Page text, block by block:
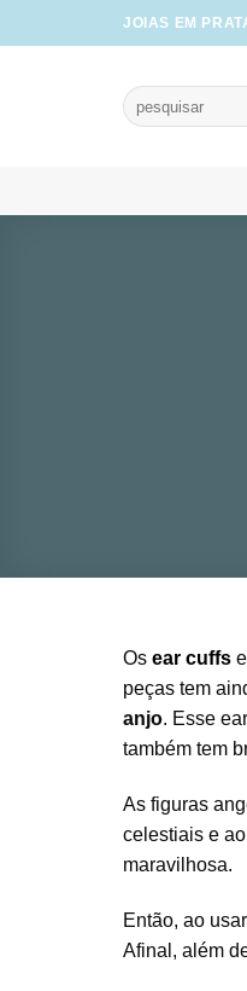
to
JOIAS EM
Pesquisar
por:
Os ear cuffs
peças tem
anjo. Esse
também tem
As figuras
celestiais e
maravilhosa.
Então, ao
Afinal, além